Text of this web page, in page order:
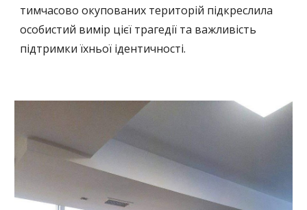
тимчасово окупованих територій підкреслила
особистий вимір цієї трагедії та важливість
підтримки їхньої ідентичності.